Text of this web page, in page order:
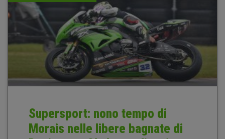
Supersport: nono tempo di
Morais nelle libere bagnate di